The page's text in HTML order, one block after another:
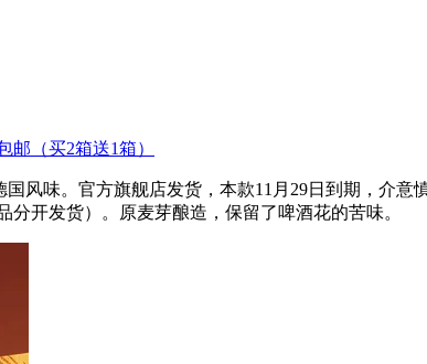
邮（买2箱送1箱）
风味。官方旗舰店发货，本款11月29日到期，介意
开发货）。原麦芽酿造，保留了啤酒花的苦味。